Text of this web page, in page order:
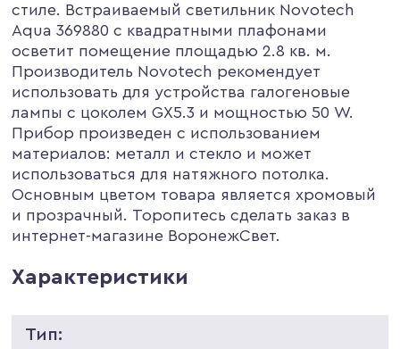
стиле. Встраиваемый светильник Novotech
Aqua 369880 с квадратными плафонами
осветит помещение площадью 2.8 кв. м.
Производитель Novotech рекомендует
использовать для устройства галогеновые
лампы с цоколем GX5.3 и мощностью 50 W.
Прибор произведен с использованием
материалов: металл и стекло и может
использоваться для натяжного потолка.
Основным цветом товара является хромовый
и прозрачный. Торопитесь сделать заказ в
интернет-магазине ВоронежСвет.
Характеристики
Тип: